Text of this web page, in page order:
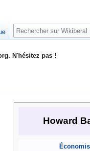
N'hésitez pas !
Howard
Rechercher